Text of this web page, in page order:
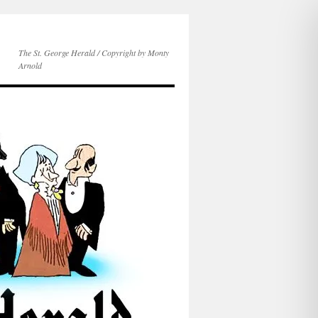
The St. George Herald / Copyright by Monty
Arnold